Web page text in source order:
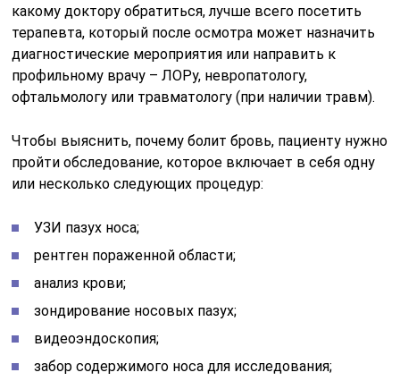
какому доктору обратиться, лучше всего посетить
терапевта, который после осмотра может назначить
диагностические мероприятия или направить к
профильному врачу – ЛОРу, невропатологу,
офтальмологу или травматологу (при наличии травм).
Чтобы выяснить, почему болит бровь, пациенту нужно
пройти обследование, которое включает в себя одну
или несколько следующих процедур:
УЗИ пазух носа;
рентген пораженной области;
анализ крови;
зондирование носовых пазух;
видеоэндоскопия;
забор содержимого носа для исследования;